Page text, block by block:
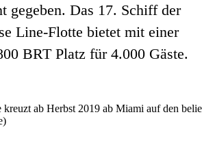
gegeben. Das 17. Schiff der
Line-Flotte bietet mit einer
BRT Platz für 4.000 Gäste.
ab Herbst 2019 ab Miami auf den